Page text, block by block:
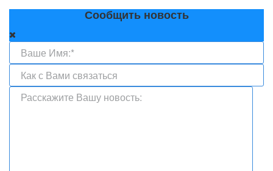
Сообщить новость